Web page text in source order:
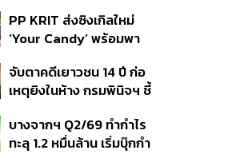
ปมค้นประวัติคดีกราดยิงที่
สหรัฐฯ
PP KRIT ส่งซิงเกิลใหม่
‘Your Candy’ พร้อมพา
สิกวิดีโอ
จับตาคดีเยาวชน 14 ปี ก่อ
เหตุยิงในห้าง กรมพินิจฯ ชี้
เนื่อง ประเมินปล่อยตัว
บางจากฯ Q2/69 ทำกำไร
ทะลุ 1.2 หมื่นล้าน เริ่มบุ๊กกำ